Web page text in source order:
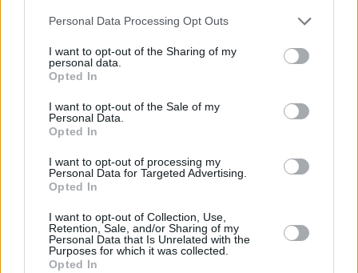
Personal Data Processing Opt Outs
I want to opt-out of the Sharing of my
personal data.
Opted In
I want to opt-out of the Sale of my
Personal Data.
Opted In
I want to opt-out of processing my
Personal Data for Targeted Advertising.
Opted In
I want to opt-out of Collection, Use,
Retention, Sale, and/or Sharing of my
Personal Data that Is Unrelated with the
Purposes for which it was collected.
Opted In